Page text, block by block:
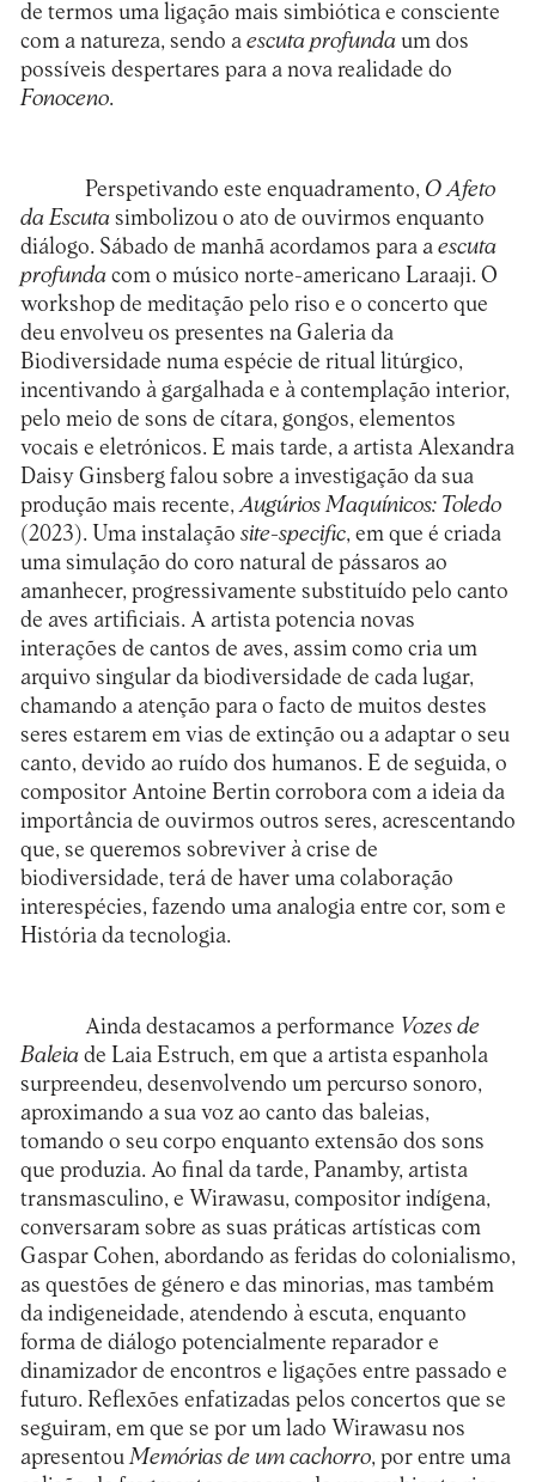
de termos uma ligação mais simbiótica e consciente
com a natureza, sendo a escuta profundaum dos
possíveis despertares para a nova realidade do
Fonoceno.
Perspetivando este enquadramento, O Afeto
da Escutasimbolizou o ato de ouvirmos enquanto
diálogo. Sábado de manhã acordamos para a escuta
profundacom o músico norte-americano Laraaji. O
workshop de meditação pelo riso e o concerto que
deu envolveu os presentes na Galeria da
Biodiversidade numa espécie de ritual litúrgico,
incentivando à gargalhada e à contemplação interior,
pelo meio de sons de cítara, gongos, elementos
vocais e eletrónicos. E mais tarde, a artista Alexandra
Daisy Ginsberg falou sobre a investigação da sua
produção mais recente,Augúrios Maquínicos: Toledo
(2023). Uma instalação site-specific, em que é criada
uma simulação do coro natural de pássaros ao
amanhecer, progressivamente substituído pelo canto
de aves artificiais. A artista potencia novas
interações de cantos de aves, assim como cria um
arquivo singular da biodiversidade de cada lugar,
chamando a atenção para o facto de muitos destes
seres estarem em vias de extinção ou a adaptar o seu
canto, devido ao ruído dos humanos. E de seguida, o
compositor Antoine Bertin corrobora com a ideia da
importância de ouvirmos outros seres, acrescentando
que, se queremos sobreviver à crise de
biodiversidade, terá de haver uma colaboração
interespécies, fazendo uma analogia entre cor, som e
História da tecnologia.
Ainda destacamos a performance Vozes de
Baleiade Laia Estruch, em que a artista espanhola
surpreendeu, desenvolvendo um percurso sonoro,
aproximando a sua voz ao canto das baleias,
tomando o seu corpo enquanto extensão dos sons
que produzia. Ao final da tarde, Panamby, artista
transmasculino, e Wirawasu, compositor indígena,
conversaram sobre as suas práticas artísticas com
Gaspar Cohen, abordando as feridas do colonialismo,
as questões de género e das minorias, mas também
da indigeneidade, atendendo à escuta, enquanto
forma de diálogo potencialmente reparador e
dinamizador de encontros e ligações entre passado e
futuro. Reflexões enfatizadas pelos concertos que se
seguiram, em que se por um lado Wirawasu nos
apresentou Memórias de um cachorro, por entre uma